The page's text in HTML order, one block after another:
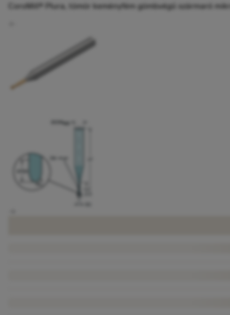
CoroMill® Plura, tömör keményfém gömbvégű szármaró